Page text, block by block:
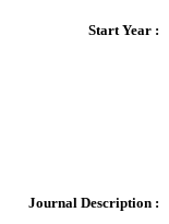
Start Year :
Journal Description :